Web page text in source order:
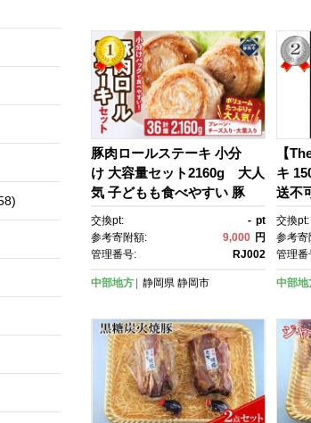
豚肉ロールステーキ 小分
け 大容量セット2160g 大人
気 子どもも食べやすい 豚
肉 豚肉ロール 豚バラ 焼くだ
け ボリューム ミルフィーユ
ロール ぶた ブタ チーズ 冷
交換pt: - pt
参考寄附額:
9,000 円
管理番号:
RJ002
中部地方 静岡県 静岡市
【
キ
送不
交換pt:
参考寄
管理番
中部地